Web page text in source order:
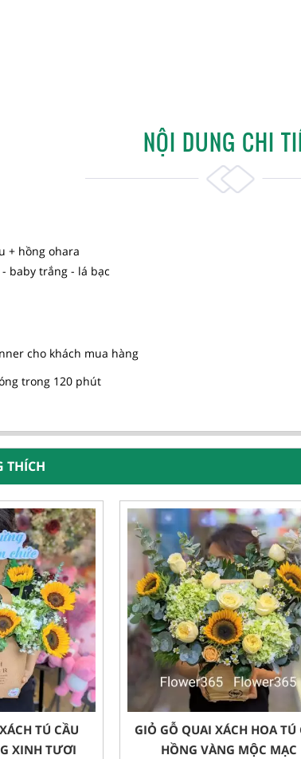
NỘI DUNG CHI
+ hồng ohara
- baby trắng - lá bạc
cho khách mua hàng
trong 120 phút
THÍCH
TÚ CẦU
XINH TƯƠI
GIỎ GỖ QUAI XÁCH HOA TÚ
HỒNG VÀNG MỘC MẠC